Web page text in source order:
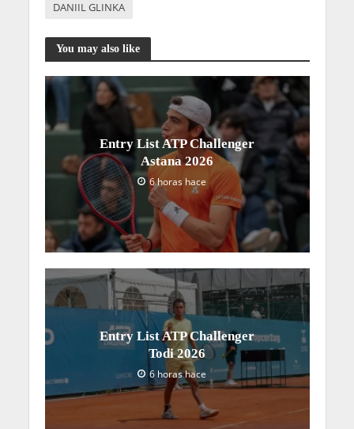
DANIIL GLINKA
You may also like
Entry List ATP Challenger
Astana 2026
6 horas hace
Entry List ATP Challenger
Todi 2026
6 horas hace